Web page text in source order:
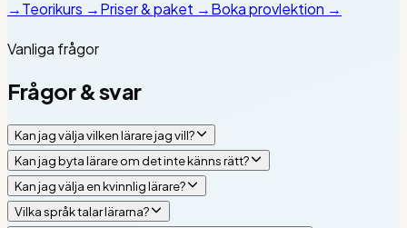
→Teorikurs →Priser & paket →Boka provlektion →
Vanliga frågor
Frågor & svar
Kan jag välja vilken lärare jag vill?
Kan jag byta lärare om det inte känns rätt?
Kan jag välja en kvinnlig lärare?
Vilka språk talar lärarna?